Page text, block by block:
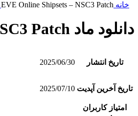
خانه EVE Online Shipsets – NSC3 Patch
دانلود ماد EVE Online Shipsets – NSC3 Patch
تاریخ انتشار 2025/06/30
تاریخ آخرین آپدیت 2025/07/10
امتیاز کاربران